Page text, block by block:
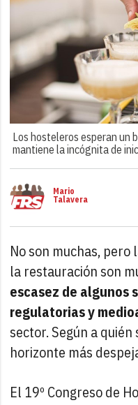
Los hosteleros esperan un
mantiene la incógnita de
Mario
Talavera
No son muchas,
la restauración son
escasez de algunos
regulatorias y
sector. Según a
horizonte más
El 19º Congreso de